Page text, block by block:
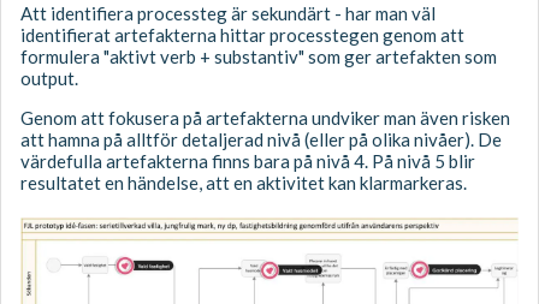
Att identifiera processteg är sekundärt - har man väl
identifierat artefakterna hittar processtegen genom att
formulera "aktivt verb + substantiv" som ger artefakten som
output.
Genom att fokusera på artefakterna undviker man även risken
att hamna på alltför detaljerad nivå (eller på olika nivåer). De
värdefulla artefakterna finns bara på nivå 4. På nivå 5 blir
resultatet en händelse, att en aktivitet kan klarmarkeras.